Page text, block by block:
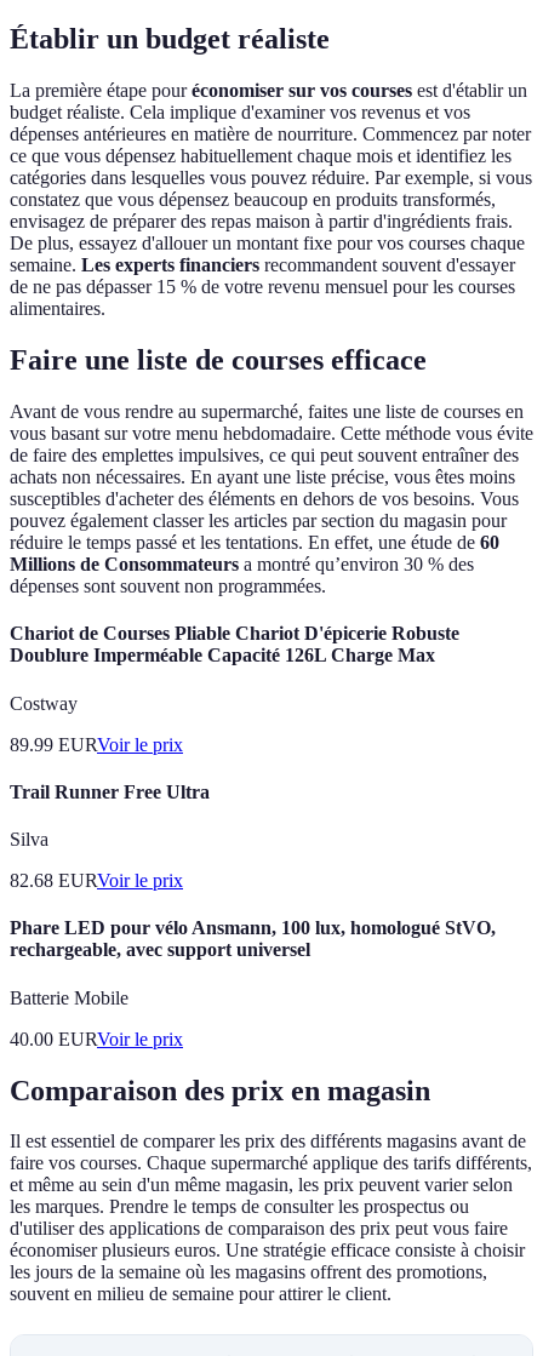
Établir un budget réaliste
La première étape pouréconomiser sur vos courses est d'établir un
budget réaliste. Cela implique d'examiner vos revenus et vos
dépenses antérieures en matière de nourriture. Commencez par noter
ce que vous dépensez habituellement chaque mois et identifiez les
catégories dans lesquelles vous pouvez réduire. Par exemple, si vous
constatez que vous dépensez beaucoup en produits transformés,
envisagez de préparer des repas maison à partir d'ingrédients frais.
De plus, essayez d'allouer un montant fixe pour vos courses chaque
semaine. Les experts financiers recommandent souvent d'essayer
de ne pas dépasser 15 % de votre revenu mensuel pour les courses
alimentaires.
Faire une liste de courses efficace
Avant de vous rendre au supermarché, faites une liste de courses en
vous basant sur votre menu hebdomadaire. Cette méthode vous évite
de faire des emplettes impulsives, ce qui peut souvent entraîner des
achats non nécessaires. En ayant une liste précise, vous êtes moins
susceptibles d'acheter des éléments en dehors de vos besoins. Vous
pouvez également classer les articles par section du magasin pour
réduire le temps passé et les tentations. En effet, une étude de 60
Millions de Consommateurs a montré qu’environ 30 % des
dépenses sont souvent non programmées.
Chariot de Courses Pliable Chariot D'épicerie Robuste
Doublure Imperméable Capacité 126L Charge Max
Costway
89.99 EURVoir le prix
Trail Runner Free Ultra
Silva
82.68 EURVoir le prix
Phare LED pour vélo Ansmann, 100 lux, homologué StVO,
rechargeable, avec support universel
Batterie Mobile
40.00 EURVoir le prix
Comparaison des prix en magasin
Il est essentiel de comparer les prix des différents magasins avant de
faire vos courses. Chaque supermarché applique des tarifs différents,
et même au sein d'un même magasin, les prix peuvent varier selon
les marques. Prendre le temps de consulter les prospectus ou
d'utiliser des applications de comparaison des prix peut vous faire
économiser plusieurs euros. Une stratégie efficace consiste à choisir
les jours de la semaine où les magasins offrent des promotions,
souvent en milieu de semaine pour attirer le client.